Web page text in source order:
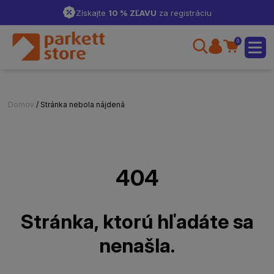
Získajte 10 % ZĽAVU za registráciu
0
Domov / Stránka nebola nájdená
404
Stránka, ktorú hľadáte sa
nenašla.